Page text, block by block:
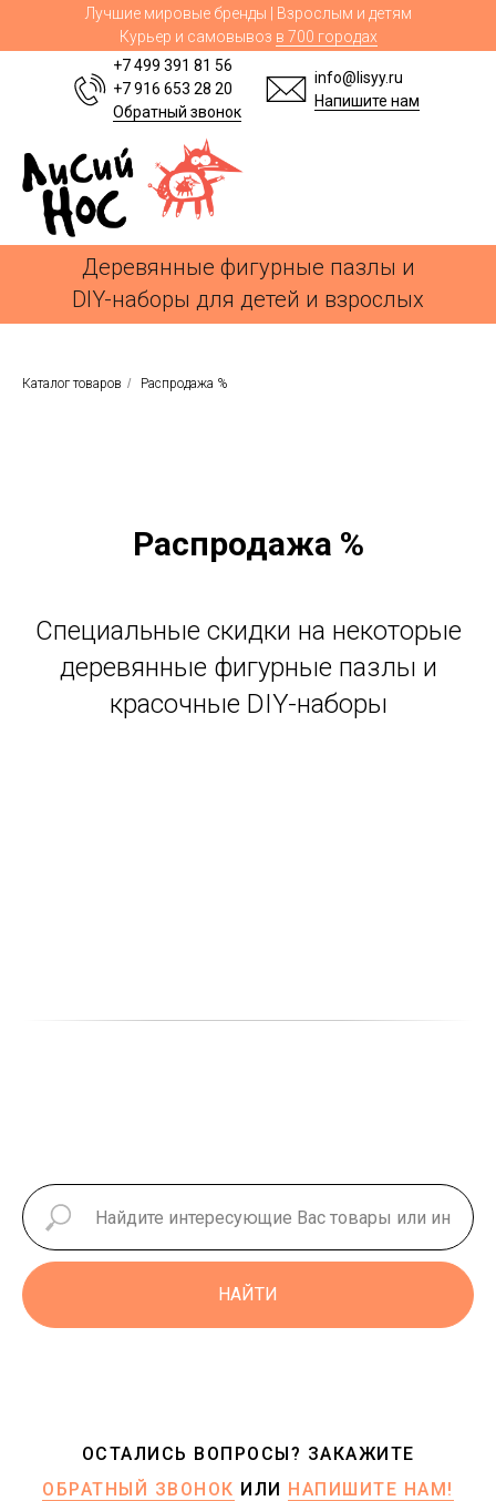
Лучшие мировые бренды | Взрослым и детям
Курьер и самовывоз в 700 городах
+7 499 391 81 56
+7 916 653 28 20
Обратный звонок
info@lisyy.ru
Напишите нам
Деревянные фигурные пазлы и
DIY-наборы для детей и взрослых
Каталог товаров / Распродажа %
Распродажа %
Специальные скидки на некоторые
деревянные фигурные пазлы и
красочные DIY-наборы
НАЙТИ
ОСТАЛИСЬ ВОПРОСЫ? ЗАКАЖИТЕ
ОБРАТНЫЙ ЗВОНОК ИЛИ НАПИШИТЕ НАМ!